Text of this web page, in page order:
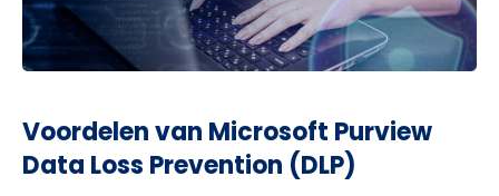
Voordelen van Microsoft Purview
Data Loss Prevention (DLP)